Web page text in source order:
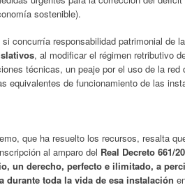
sostenible).
concurría responsabilidad patrimonial de
, al modificar el régimen retributivo
técnicas, un peaje por el uso de la
equivalentes de funcionamiento de las
que ha resuelto los recursos, resalta
al amparo del Real Decreto 661/
un derecho, perfecto e ilimitado, a
toda la vida de esa instalación